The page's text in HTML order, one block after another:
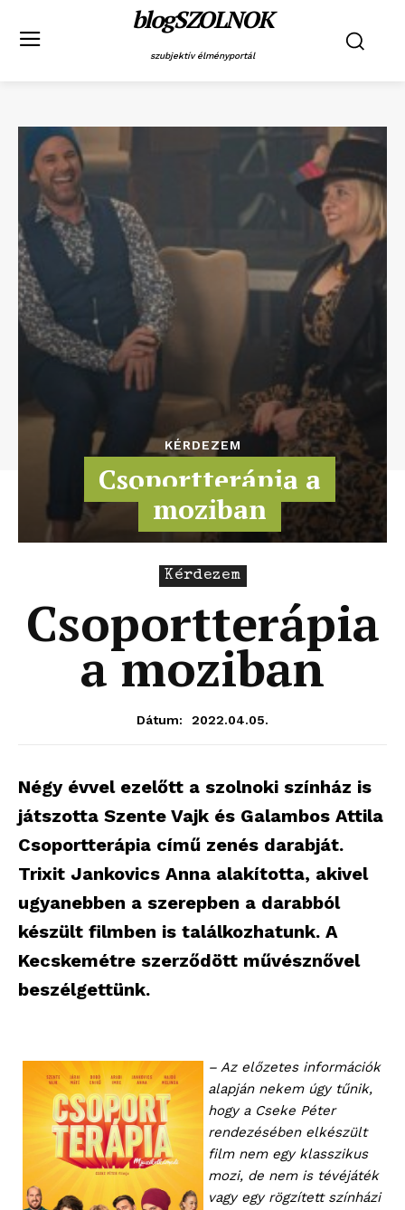
blogSZOLNOK
szubjektív élményportál
KÉRDEZEM
Csoportterápia a
moziban
Kérdezem
Csoportterápia
a moziban
Dátum: 2022.04.05.
Négy évvel ezelőtt a szolnoki színház is
játszotta Szente Vajk és Galambos Attila
Csoportterápia című zenés darabját.
Trixit Jankovics Anna alakította, akivel
ugyanebben a szerepben a darabból
készült filmben is találkozhatunk. A
Kecskemétre szerződött művésznővel
beszélgettünk.
– Az előzetes információk
alapján nekem úgy tűnik,
hogy a Cseke Péter
rendezésében elkészült
film nem egy klasszikus
mozi, de nem is tévéjáték
vagy egy rögzített színházi